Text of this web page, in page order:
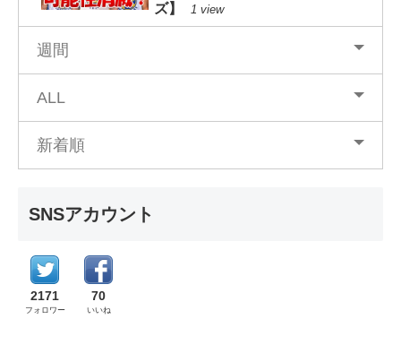
ズ】
1 view
週間
ALL
新着順
SNSアカウント
2171
フォロワー
70
いいね